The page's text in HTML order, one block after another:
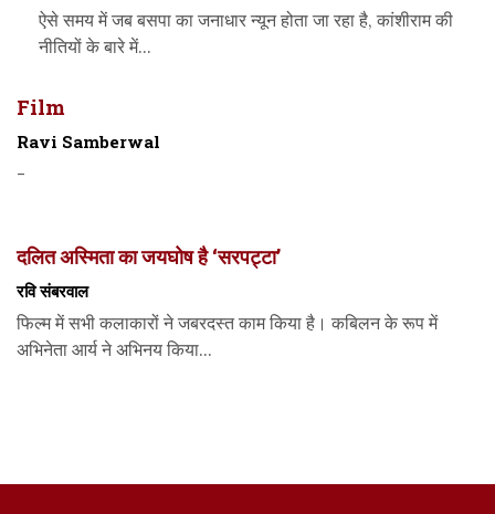
ऐसे समय में जब बसपा का जनाधार न्यून होता जा रहा है, कांशीराम की
नीतियों के बारे में...
Film
Ravi Samberwal
-
दलित अस्मिता का जयघोष है ‘सरपट्टा’
रवि संबरवाल
फिल्म में सभी कलाकारों ने जबरदस्त काम किया है। कबिलन के रूप में
अभिनेता आर्य ने अभिनय किया...